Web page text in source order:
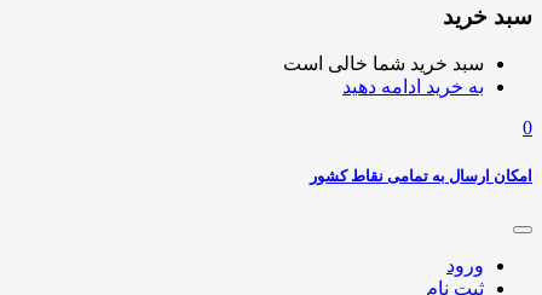
سبد خرید
سبد خرید شما خالی است
به خرید ادامه دهید
0
امکان ارسال به تمامی نقاط کشور
ورود
ثبت نام